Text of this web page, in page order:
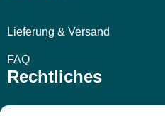
Lieferung & Versand
FAQ
Rechtliches